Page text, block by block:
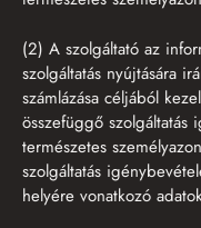
(2) A szolgáltató az
szolgáltatás nyújtására
számlázása céljából
összefüggő szolgáltatás
természetes
szolgáltatás
helyére vonatkozó